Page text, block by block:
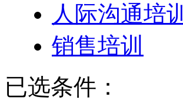
人际沟通培训
销售培训
已选条件：